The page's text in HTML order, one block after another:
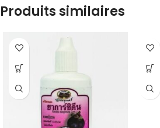
Produits similaires